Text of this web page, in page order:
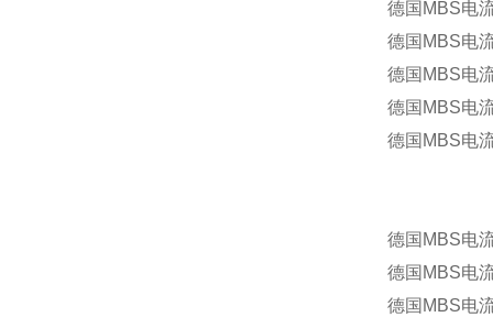
德国MBS电
德国MBS电
德国MBS电
德国MBS电
德国MBS电
德国MBS电
德国MBS电
德国MBS电